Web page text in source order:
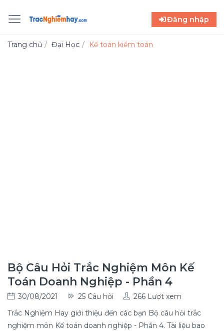
Đăng nhập
Trang chủ Đại Học Kế toán kiểm toán
Bộ Câu Hỏi Trắc Nghiệm Môn Kế
Toán Doanh Nghiệp - Phần 4
30/08/2021 25 Câu hỏi
266 Lượt xem
Trắc Nghiệm Hay giới thiệu đến các bạn Bộ câu hỏi trắc
nghiệm môn Kế toán doanh nghiệp - Phần 4. Tài liệu bao